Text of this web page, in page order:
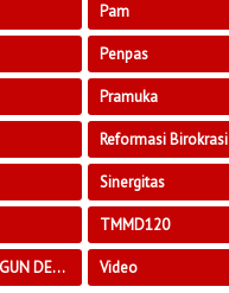
Pam
Penpas
Pramuka
Reformasi Birokrasi
Sinergitas
TMMD120
TNI MANUNGGAL BANGUN DESA Video